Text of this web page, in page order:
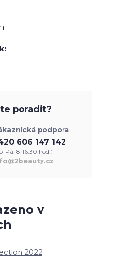
v
2022
poradit?
podpora
606 147 142
Pá, 8-16.30 hod.)